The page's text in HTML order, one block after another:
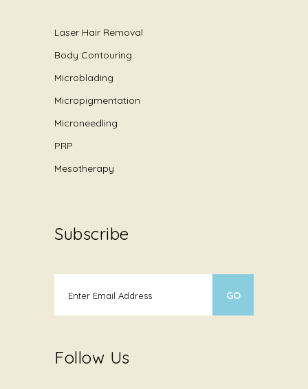
Laser Hair Removal
Body Contouring
Microblading
Micropigmentation
Microneedling
PRP
Mesotherapy
Subscribe
Follow Us